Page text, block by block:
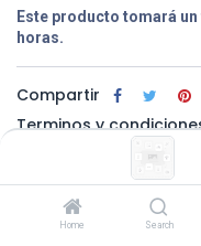
Home Search
Este producto tomará
horas.
Compartir
Terminos y
100% original
un